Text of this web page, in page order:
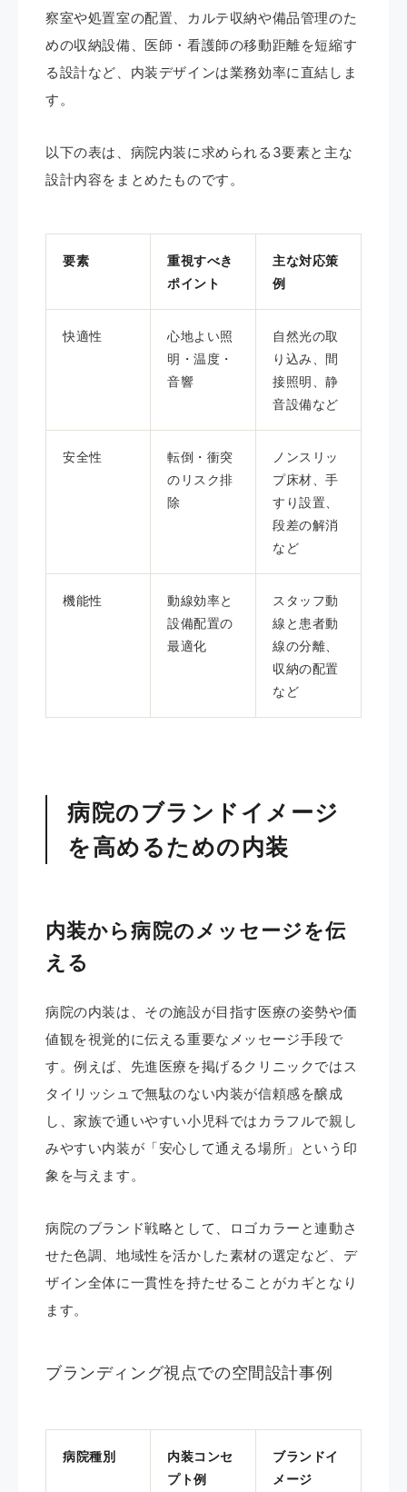
察室や処置室の配置、カルテ収納や備品管理のた
めの収納設備、医師・看護師の移動距離を短縮す
る設計など、内装デザインは業務効率に直結しま
す。
以下の表は、病院内装に求められる3要素と主な
設計内容をまとめたものです。
要素
重視すべき
ポイント
主な対応策
例
快適性
心地よい照
明・温度・
音響
自然光の取
り込み、間
接照明、静
音設備など
安全性
転倒・衝突
のリスク排
除
ノンスリッ
プ床材、手
すり設置、
段差の解消
など
機能性
動線効率と
設備配置の
最適化
スタッフ動
線と患者動
線の分離、
収納の配置
など
病院のブランドイメージ
を高めるための内装
内装から病院のメッセージを伝
える
病院の内装は、その施設が目指す医療の姿勢や価
値観を視覚的に伝える重要なメッセージ手段で
す。例えば、先進医療を掲げるクリニックではス
タイリッシュで無駄のない内装が信頼感を醸成
し、家族で通いやすい小児科ではカラフルで親し
みやすい内装が「安心して通える場所」という印
象を与えます。
病院のブランド戦略として、ロゴカラーと連動さ
せた色調、地域性を活かした素材の選定など、デ
ザイン全体に一貫性を持たせることがカギとなり
ます。
ブランディング視点での空間設計事例
病院種別
内装コンセ
プト例
ブランドイ
メージ